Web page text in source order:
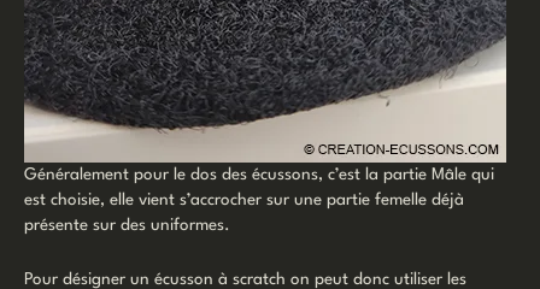
Généralement pour le dos des écussons, c’est la partie Mâle qui
est choisie, elle vient s’accrocher sur une partie femelle déjà
présente sur des uniformes.
Pour désigner un écusson à scratch on peut donc utiliser les